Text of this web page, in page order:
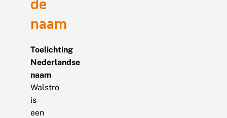
de
naam
Toelichting
Nederlandse
naam
Walstro
is
een